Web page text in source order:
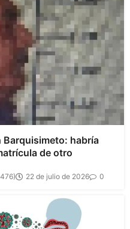
Barquisimeto: habría
de otro
22 de julio de 2026 0